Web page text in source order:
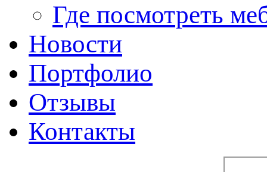
Где посмотреть
Новости
Портфолио
Отзывы
Контакты